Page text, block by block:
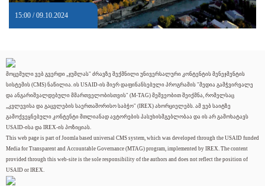
15:00 / 09.10.2024
მოცემული ვებ გვერდი „ჯუმლას" ძრავზე შექმნილი უნივერსალური კონტენტის მენეჯმენტის
სისტემის (CMS) ნაწილია. ის USAID-ის მიერ დაფინანსებული პროგრამის "მედია გამჭვირვალე
და ანგარიშვალდებული მმართველობისთვის" (M-TAG) მეშვეობით შეიქმნა, რომელსაც
„კვლევისა და გაცვლების საერთაშორისო საბჭო" (IREX) ახორციელებს. ამ ვებ საიტზე
გამოქვეყნებული კონტენტი მთლიანად ავტორების პასუხისმგებლობაა და ის არ გამოხატავს
USAID-ისა და IREX-ის პოზიციას.
This web page is part of Joomla based universal CMS system, which was developed through the USAID funded
Media for Transparent and Accountable Governance (MTAG) program, implemented by IREX. The content
provided through this web-site is the sole responsibility of the authors and does not reflect the position of
USAID or IREX.